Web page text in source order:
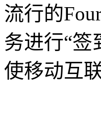
流行的
务进行“签
使移动互